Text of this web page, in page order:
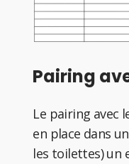
Pairing
Le pairing avec
en place dans
les toilettes) un